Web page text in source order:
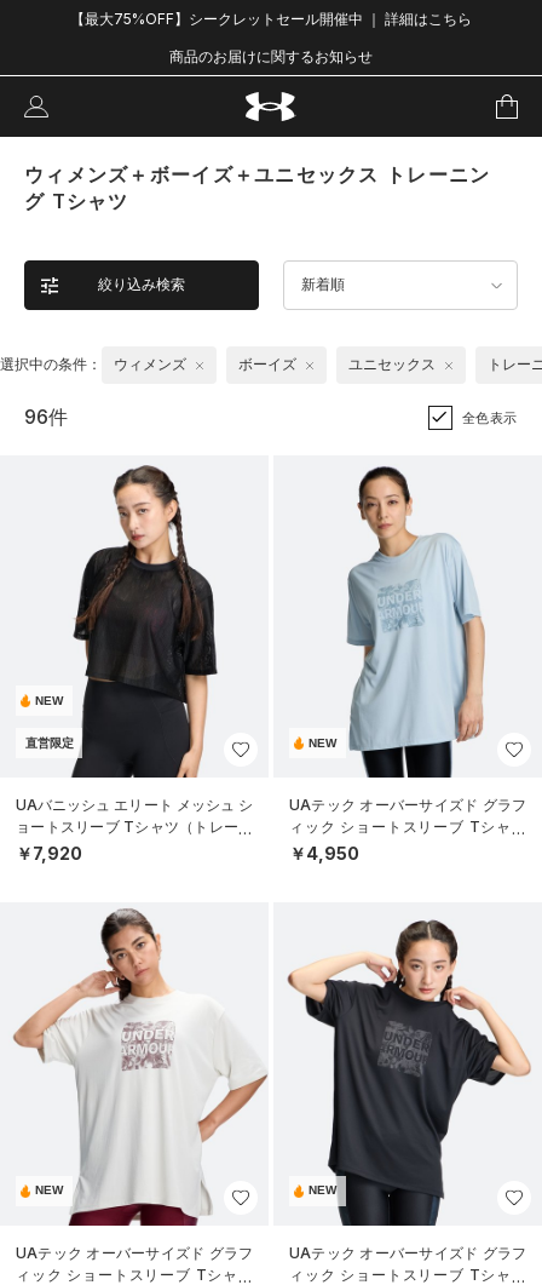
【最大75%OFF】シークレットセール開催中 ｜ 詳細はこちら
商品のお届けに関するお知らせ
ウィメンズ＋ボーイズ＋ユニセックス トレーニン
グ Tシャツ
絞り込み検索 新着順
選択中の条件： ウィメンズ ボーイズ ユニセックス トレー
96件 全色表示
NEW
直営限定
UAバニッシュ エリート メッシュ シ
ョートスリーブ Tシャツ（トレーニ
ング/WOMEN）
￥7,920
NEW
UAテック オーバーサイズド グラフ
ィック ショートスリーブ Tシャツ
（トレーニング/WOMEN）
￥4,950
NEW
UAテック オーバーサイズド グラフ
ィック ショートスリーブ Tシャツ
NEW
UAテック オーバーサイズド グラフ
ィック ショートスリーブ Tシャツ